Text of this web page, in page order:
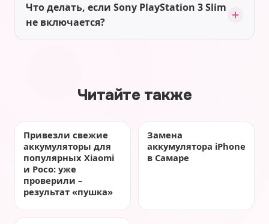
Что делать, если Sony PlayStation 3 Slim
не включается?
Читайте также
Привезли свежие
аккумуляторы для
популярных Xiaomi
и Poco: уже
проверили –
результат «пушка»
Замена
аккумулятора iPhone
в Самаре